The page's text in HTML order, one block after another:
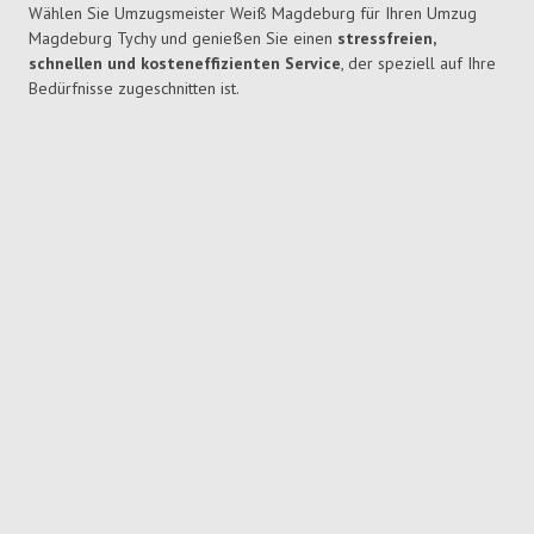
Wählen Sie Umzugsmeister Weiß Magdeburg für Ihren Umzug
Magdeburg Tychy und genießen Sie einen stressfreien,
schnellen und kosteneffizienten Service, der speziell auf Ihre
Bedürfnisse zugeschnitten ist.